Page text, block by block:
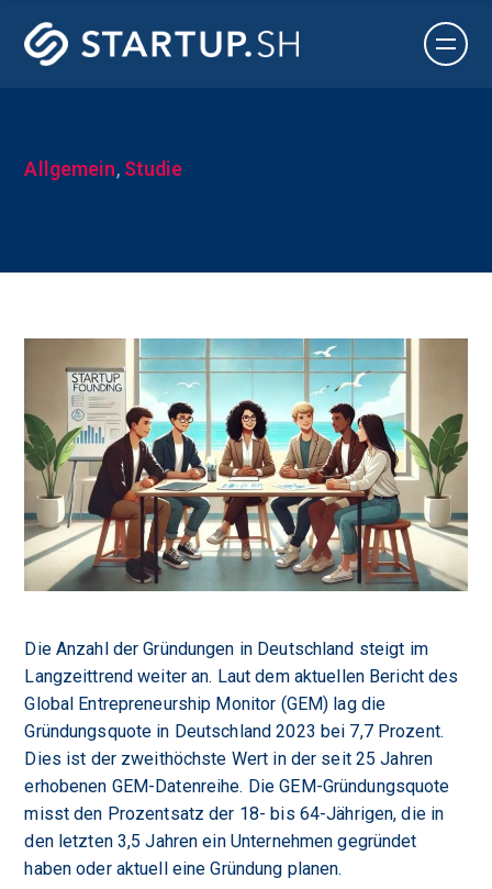
Allgemein, Studie
Die Anzahl der Gründungen in Deutschland steigt im
Langzeittrend weiter an. Laut dem aktuellen Bericht des
Global Entrepreneurship Monitor (GEM) lag die
Gründungsquote in Deutschland 2023 bei 7,7 Prozent.
Dies ist der zweithöchste Wert in der seit 25 Jahren
erhobenen GEM-Datenreihe. Die GEM-Gründungsquote
misst den Prozentsatz der 18- bis 64-Jährigen, die in
den letzten 3,5 Jahren ein Unternehmen gegründet
haben oder aktuell eine Gründung planen.